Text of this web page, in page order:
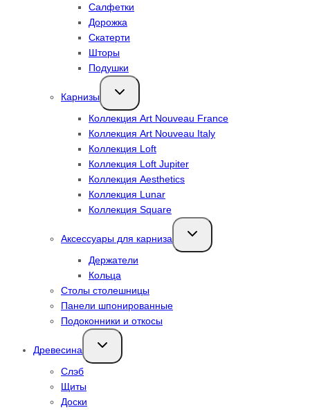
Салфетки
Дорожка
Скатерти
Шторы
Подушки
Карнизы
Переключить
дочернее
Коллекция Art Nouveau France
Коллекция Art Nouveau Italy
Коллекция Loft
Коллекция Loft Jupiter
Коллекция Aesthetics
Коллекция Lunar
Коллекция Square
Аксессуары для карниза
Переключить
дочернее
Держатели
Кольца
Столы столешницы
Панели шпонированные
Подоконники и откосы
Древесина
Переключить
дочернее
Слэб
Щиты
Доски